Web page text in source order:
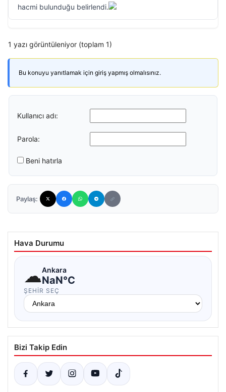
hacmi bulunduğu belirlendi.
1 yazı görüntüleniyor (toplam 1)
Bu konuyu yanıtlamak için giriş yapmış olmalısınız.
Kullanıcı adı:
Parola:
Beni hatırla
Paylaş:
Hava Durumu
☁Ankara
NaN°C
ŞEHIR SEÇ
Bizi Takip Edin